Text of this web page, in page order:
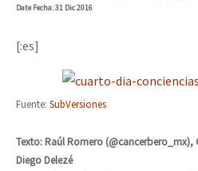
DateFecha: 31 Dic 2016
[:es]
Fuente: SubVersiones
Texto: Raúl Romero (@cancerbero_mx),
Diego Delezé